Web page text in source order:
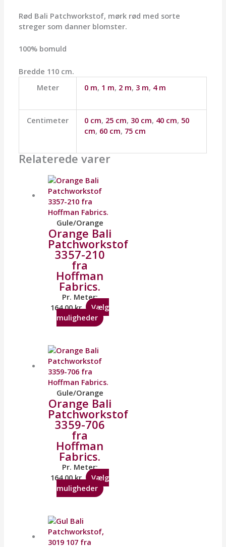
Rød Bali Patchworkstof, mørk rød med sorte
streger som danner blomster.
100% bomuld
Bredde 110 cm.
Meter
0 m, 1 m, 2 m, 3 m, 4 m
Centimeter 0 cm, 25 cm, 30 cm, 40 cm, 50
cm, 60 cm, 75 cm
Relaterede varer
Gule/Orange
Orange Bali
Patchworkstof
3357-210
fra
Hoffman
Fabrics.
Pr. Meter:
164,00kr.
Vælg
muligheder
Gule/Orange
Orange Bali
Patchworkstof
3359-706
fra
Hoffman
Fabrics.
Pr. Meter:
164,00kr.
Vælg
muligheder